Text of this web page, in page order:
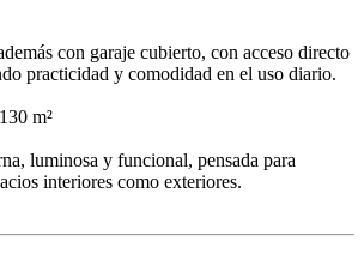
con garaje cubierto, con acceso directo
practicidad y comodidad en el uso diario.
m²
luminosa y funcional, pensada para
interiores como exteriores.